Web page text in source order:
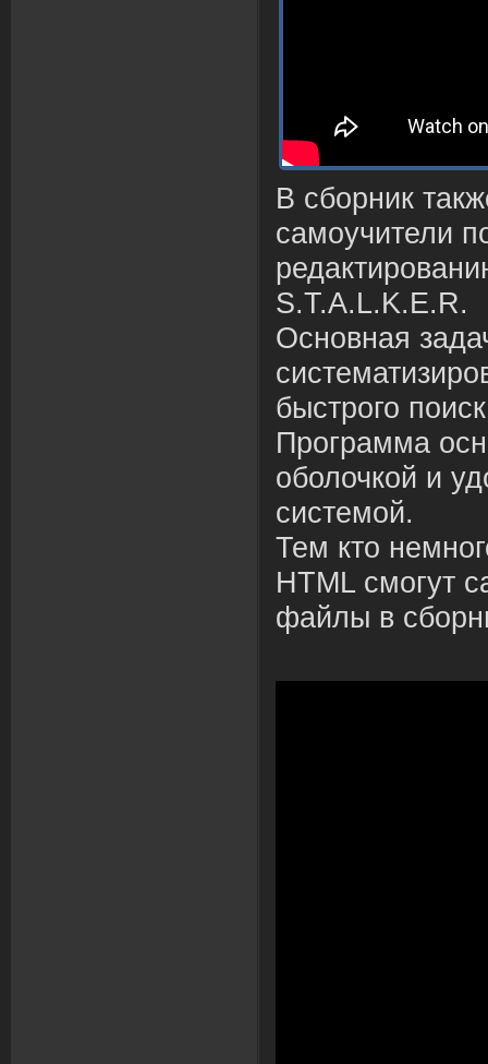
В сборник
самоучители
S.T.A.L.K.E.R.
Основная
быстрого
Программа
оболочкой и
системой.
Тем кто
HTML смогут
файлы в